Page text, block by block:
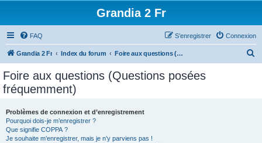
Grandia 2 Fr
FAQ Connexion
S’enregistrer
Grandia 2 Fr Index du forum Foire aux questions (Questions posées fréquemment)
Foire aux questions (Questions posées
fréquemment)
Problèmes de connexion et d’enregistrement
Pourquoi dois-je m’enregistrer ?
Que signifie COPPA ?
Je souhaite m’enregistrer, mais je n’y parviens pas !